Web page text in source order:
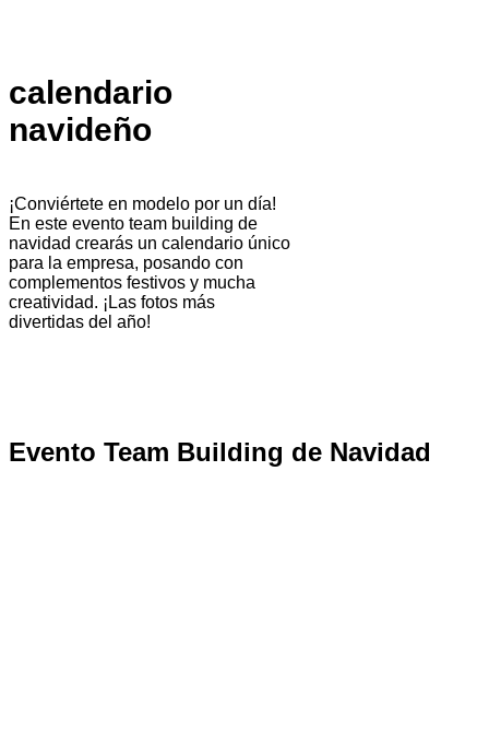
calendario
navideño
¡Conviértete en modelo por un día!
En este evento team building de
navidad crearás un calendario único
para la empresa, posando con
complementos festivos y mucha
creatividad. ¡Las fotos más
divertidas del año!
Evento Team Building de Navidad